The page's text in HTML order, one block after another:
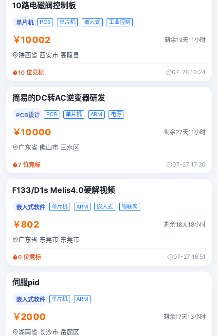
10路电磁阀控制板
单片机 PCB 单片机 嵌入式 工业控制
￥10002 剩余19天11小时
陕西省 西安市 高陵县
10 位竞标 07-28 10:24
简易的DC转AC逆变器研发
PCB设计 PCB 单片机 ARM 电源
￥10000 剩余27天11小时
广东省 佛山市 三水区
7 位竞标 07-27 17:20
F133/D1s Melis4.0硬解视频
嵌入式软件 单片机 ARM 嵌入式 物联网
￥802 剩余18天18小时
广东省 东莞市 东莞市
0 位竞标 07-27 16:51
伺服pid
嵌入式软件 单片机 ARM
￥2000 剩余17天13小时
湖南省 长沙市 岳麓区